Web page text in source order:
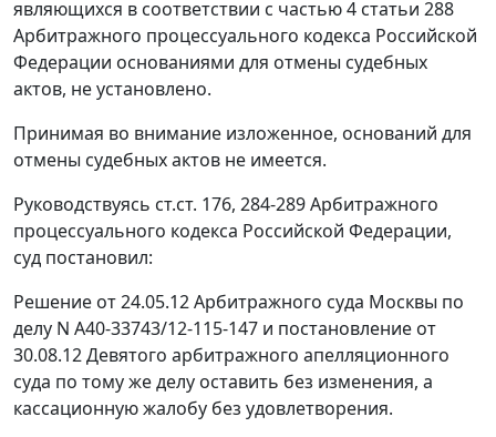
являющихся в соответствии с частью 4 статьи 288
Арбитражного процессуального кодекса Российской
Федерации основаниями для отмены судебных
актов, не установлено.
Принимая во внимание изложенное, оснований для
отмены судебных актов не имеется.
Руководствуясь ст.ст. 176, 284-289Арбитражного
процессуального кодекса Российской Федерации,
суд постановил:
Решение от 24.05.12 Арбитражного суда Москвы по
делу N А40-33743/12-115-147 и постановление от
30.08.12 Девятого арбитражного апелляционного
суда по тому же делу оставить без изменения, а
кассационную жалобу без удовлетворения.